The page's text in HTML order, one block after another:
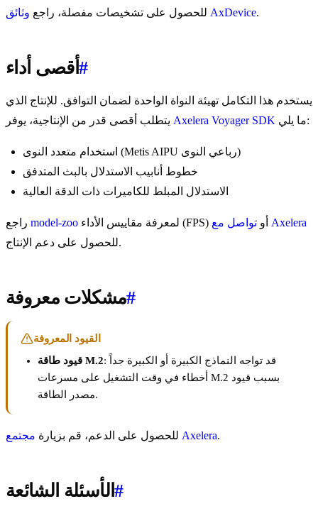
للحصول على تشخيصات مفصلة، راجع وثائق AxDevice.
أقصى أداء#
يستخدم هذا التكامل تهيئة النواة الواحدة لضمان التوافق. للإنتاج الذي
Axelera Voyager SDK ما يلي:
استخدام متعدد النوى (Metis AIPU رباعي النوى)
خطوط أنابيب الاستدلال بالبث المتدفق
الاستدلال المبلط للكاميرات ذات الدقة العالية
model-zoo لمعرفة مقاييس الأداء (FPS) أو تواصل مع Axelera
للحصول على دعم الإنتاج.
مشكلات معروفة#
القيود المعروفة
قيود طاقة M.2: قد تواجه النماذج الكبيرة أو الكبيرة جداً
أخطاء في وقت التشغيل على مسرعات M.2 بسبب قيود
مصدر الطاقة.
للحصول على الدعم، قم بزيارة مجتمع Axelera.
الأسئلة الشائعة#